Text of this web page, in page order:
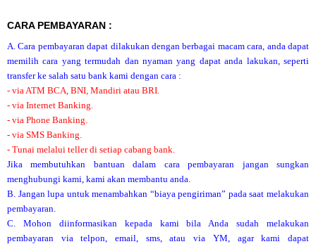
CARA PEMBAYARAN :
A. Cara pembayaran dapat dilakukan dengan berbagai macam cara, anda dapat
memilih cara yang termudah dan nyaman yang dapat anda lakukan, seperti
transfer ke salah satu bank kami dengan cara :
- via ATM BCA, BNI, Mandiri atau BRI.
- via Internet Banking.
- via Phone Banking.
- via SMS Banking.
- Tunai melalui teller di setiap cabang bank.
Jika membutuhkan bantuan dalam cara pembayaran jangan sungkan
menghubungi kami, kami akan membantu anda.
B. Jangan lupa untuk menambahkan “biaya pengiriman” pada saat melakukan
pembayaran.
C. Mohon diinformasikan kepada kami bila Anda sudah melakukan
pembayaran via telpon, email, sms, atau via YM, agar kami dapat